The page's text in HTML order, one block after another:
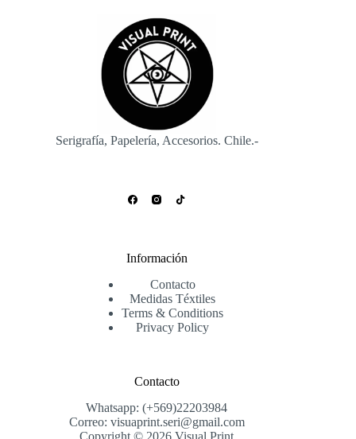
Serigrafía, Papelería, Accesorios. Chile.-
Información
Contacto
Medidas Téxtiles
Terms & Conditions
Privacy Policy
Contacto
Whatsapp: (+569)22203984
Correo: visuaprint.seri@gmail.com
Copyright © 2026 Visual Print